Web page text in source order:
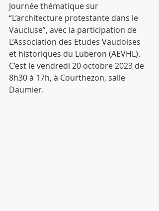
Journée thématique sur
“L’architecture protestante dans le
Vaucluse”, avec la participation de
L’Association des Etudes Vaudoises
et historiques du Luberon (AEVHL).
C’est le vendredi 20 octobre 2023 de
8h30 à 17h, à Courthezon, salle
Daumier.